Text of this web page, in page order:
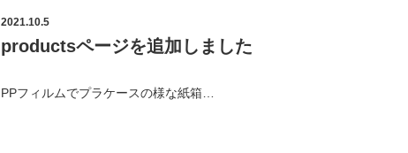
2021.10.5
productsページを追加しました
PPフィルムでプラケースの様な紙箱…